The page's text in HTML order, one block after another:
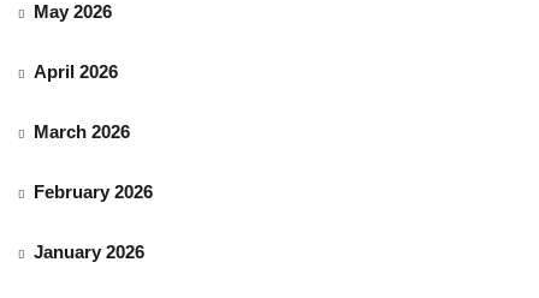
May 2026
April 2026
March 2026
February 2026
January 2026